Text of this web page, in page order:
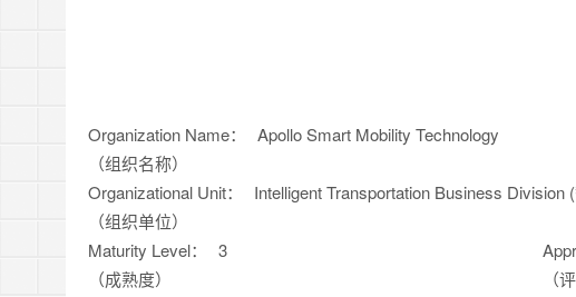
Organization Name：
（组织名称）
Apollo Smart Mobility Technology
Organizational Unit：
（组织单位）
Intelligent Transportation Business Division
Maturity Level：
（成熟度）
3
（